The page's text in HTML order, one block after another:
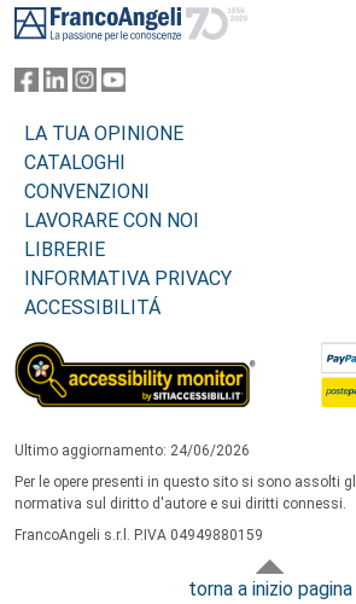
LA TUA OPINIONE
CATALOGHI
CONVENZIONI
LAVORARE CON NOI
LIBRERIE
INFORMATIVA PRIVACY
ACCESSIBILITÁ
Ultimo aggiornamento: 24/06/2026
Per le opere presenti in questo sito si sono assolti
normativa sul diritto d'autore e sui diritti connessi.
FrancoAngeli s.r.l. P.IVA 04949880159
torna a inizio pagina